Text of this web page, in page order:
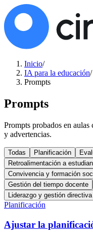
Inicio/
IA para la educación/
Prompts
Prompts
Prompts probados en
y advertencias.
Todas Planificación
Retroalimentación a
Convivencia y formación
Gestión del tiempo docente
Liderazgo y gestión directiva
Planificación
Ajustar la